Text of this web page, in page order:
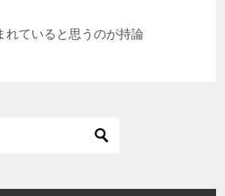
れていると思うのが持論